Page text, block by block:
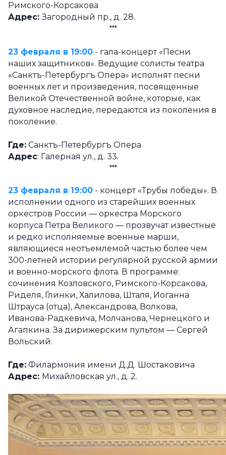
Римского-Корсакова
Адрес:Загородный пр., д. 28.
***
23 февраля в 19:00 - гала-концерт «Песни
наших защитников». Ведущие солисты театра
«Санктъ-Петербургъ Опера» исполнят песни
военных лет и произведения, посвященные
Великой Отечественной войне, которые, как
духовное наследие, передаются из поколения в
поколение.
Где: Санктъ-Петербургъ Опера
Адрес: Галерная ул., д. 33.
***
23 февраля в 19:00 - концерт «Трубы победы». В
исполнении одного из старейших военных
оркестров России — оркестра Морского
корпуса Петра Великого — прозвучат известные
и редко исполняемые военные марши,
являющиеся неотъемлемой частью более чем
300-летней истории регулярной русской армии
и военно-морского флота. В программе:
сочинения Козловского, Римского-Корсакова,
Риделя, Глинки, Халилова, Шталя, Иоганна
Штрауса (отца), Александрова, Волкова,
Иванова-Радкевича, Молчанова, Чернецкого и
Агапкина. За дирижерским пультом — Сергей
Вольский.
Где: Филармония имени Д.Д. Шостаковича
Адрес: Михайловская ул., д. 2.